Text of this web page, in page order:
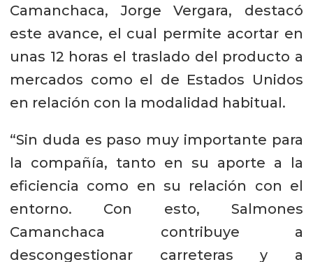
Camanchaca, Jorge Vergara, destacó
este avance, el cual permite acortar en
unas 12 horas el traslado del producto a
mercados como el de Estados Unidos
en relación con la modalidad habitual.
“Sin duda es paso muy importante para
la compañía, tanto en su aporte a la
eficiencia como en su relación con el
entorno. Con esto, Salmones
Camanchaca contribuye a
descongestionar carreteras y a